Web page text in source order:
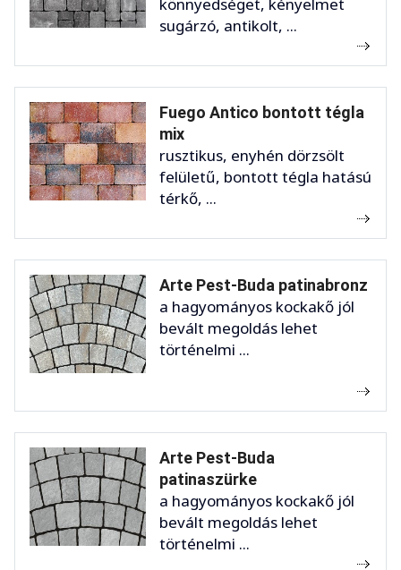
sugárzó, antikolt, ...
Fuego Antico bontott tégla
mix
rusztikus, enyhén dörzsölt
felületű, bontott tégla hatású
térkő, ...
Arte Pest-Buda patinabronz
a hagyományos kockakő jól
bevált megoldás lehet
történelmi ...
Arte Pest-Buda
patinaszürke
a hagyományos kockakő jól
bevált megoldás lehet
történelmi ...